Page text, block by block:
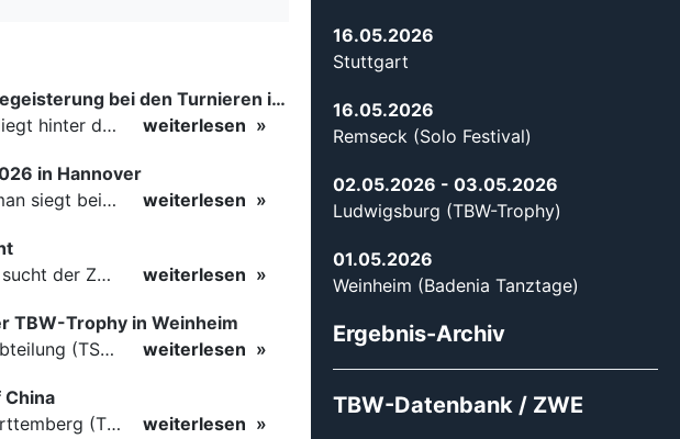
Tanzsport auf höchstem Niveau: Begeisterung bei den Turnieren in…
Ein rundum gelungenes Tanzsport-Wochenende liegt hinter den Paaren und Organisatoren in Enzklösterle. Am 1. und 2. August 2026 verwandelte sich die Festhalle wieder in einen lebendigen Mittelpunkt des…
weiterlesen
in Hannover
Der erste Deutsche Meister steht fest B-Boy Roman siegt bei den Juniors
weiterlesen
Für einige nachgemeldete Turniere im 2 Halbjahr sucht der ZWE noch Wertungsrichter.
weiterlesen
TBW-Trophy in Weinheim
Am 18. und 19. Juli 2026 richtete die Tanzsportabteilung (TSA) der TSG 1862 Weinheim das Abschlussturnier der diesjährigen TBW-Trophy-Serie aus. Zum traditionellen Saisonfinale kamen rund 400 Starts über…
weiterlesen
China
Die Paare aus dem Tanzsportverband Baden-Württemberg (TBW) haben beim hochklassig besetzten WDSF GrandSlam im chinesischen Nanjing wieder einmal auf internationalem Top-Niveau geglänzt. Das…
weiterlesen
16.05.2026
Stuttgart
16.05.2026
Remseck (Solo Festival)
02.05.2026 - 03.05.2026
Ludwigsburg (TBW-Trophy)
01.05.2026
Weinheim (Badenia Tanztage)
Ergebnis-Archiv
TBW-Datenbank / ZWE